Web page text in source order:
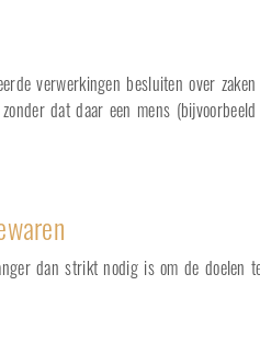
verwerkingen besluiten over
dat daar een mens
dan strikt nodig is om de doelen